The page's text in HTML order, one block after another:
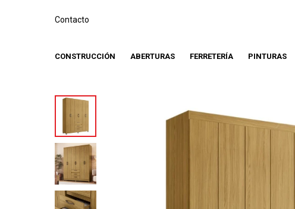
CONSTRUCCIÓN ABERTURAS FERRETERÍA PINTURAS
Contacto